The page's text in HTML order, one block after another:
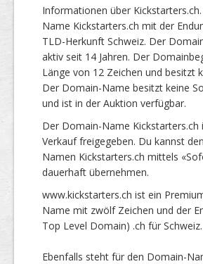
Informationen über
Name Kickstarters.ch mit der
TLD-Herkunft Schweiz. Der
aktiv seit 14 Jahren. Der
Länge von 12 Zeichen und besitzt
Der Domain-Name besitzt keine
und ist in der Auktion verfügbar.
Der Domain-Name Kickstarters.ch
Verkauf freigegeben. Du kannst
Namen Kickstarters.ch mittels
dauerhaft übernehmen.
www.kickstarters.ch ist ein
Name mit zwölf Zeichen und der
Top Level Domain) .ch für Schweiz.
Ebenfalls steht für den Domain-